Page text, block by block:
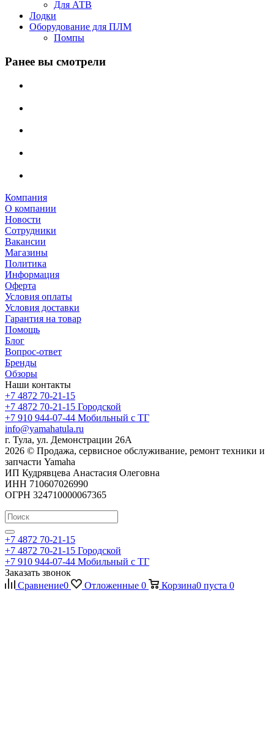
Для АТВ
Лодки
Оборудование для ПЛМ
Помпы
Ранее вы смотрели
Компания
О компании
Новости
Сотрудники
Вакансии
Магазины
Политика
Информация
Оферта
Условия оплаты
Условия доставки
Гарантия на товар
Помощь
Блог
Вопрос-ответ
Бренды
Обзоры
Наши контакты
+7 4872 70-21-15
+7 4872 70-21-15 Городской
+7 910 944-07-44 Мобильный с ТГ
info@yamahatula.ru
г. Тула, ул. Демонстрации 26А
2026 © Продажа, сервисное обслуживание, ремонт техники и
запчасти Yamaha
ИП Кудрявцева Анастасия Олеговна
ИНН 710607026990
ОГРН 324710000067365
+7 4872 70-21-15
+7 4872 70-21-15 Городской
+7 910 944-07-44 Мобильный с ТГ
Заказать звонок
Сравнение0 Отложенные 0 Корзина0 пуста 0